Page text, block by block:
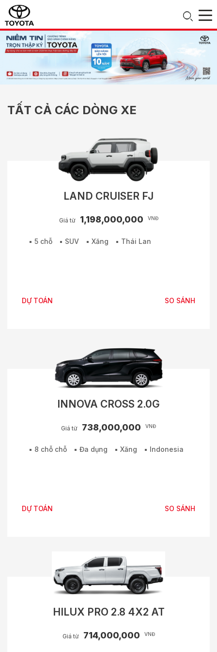
TẤT CẢ CÁC DÒNG XE
LAND CRUISER FJ
Giá từ 1,198,000,000 VNĐ
5 chỗ SUV Xăng Thái Lan
DỰ TOÁN SO SÁNH
INNOVA CROSS 2.0G
Giá từ 738,000,000 VNĐ
8 chỗ chỗ Đa dụng Xăng Indonesia
DỰ TOÁN SO SÁNH
HILUX PRO 2.8 4X2 AT
Giá từ 714,000,000 VNĐ